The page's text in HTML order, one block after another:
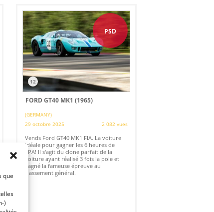
que
)
PSD
12
FORD GT40 MK1 (1965)
(GERMANY)
29 octobre 2025
2 082 vues
Vends Ford GT40 MK1 FIA. La voiture
idéale pour gagner les 6 heures de
SPA! Il s'agit du clone parfait de la
voiture ayant réalisé 3 fois la pole et
gagné la fameuse épreuve au
classement général.